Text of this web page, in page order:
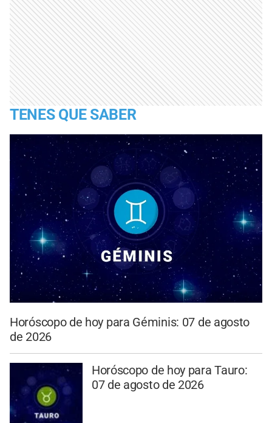
TENES QUE SABER
Horóscopo de hoy para Géminis: 07 de agosto
de 2026
Horóscopo de hoy para Tauro:
07 de agosto de 2026